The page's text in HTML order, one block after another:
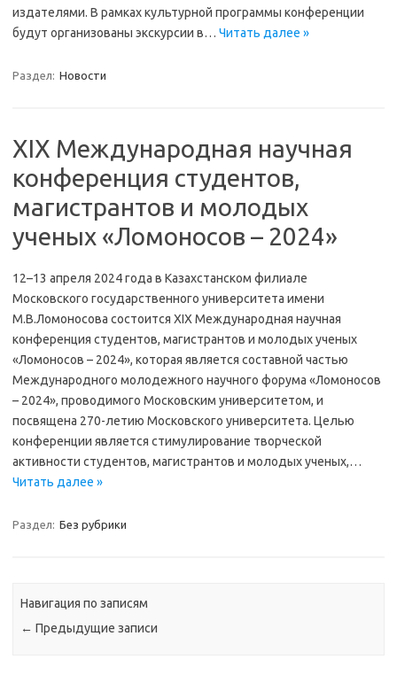
издателями. В рамках культурной программы конференции
будут организованы экскурсии в… Читать далее »
Раздел: Новости
XIX Международная научная
конференция студентов,
магистрантов и молодых
ученых «Ломоносов – 2024»
12–13 апреля 2024 года в Казахстанском филиале
Московского государственного университета имени
М.В.Ломоносова состоится XIX Международная научная
конференция студентов, магистрантов и молодых ученых
«Ломоносов – 2024», которая является составной частью
Международного молодежного научного форума «Ломоносов
– 2024», проводимого Московским университетом, и
посвящена 270-летию Московского университета. Целью
конференции является стимулирование творческой
активности студентов, магистрантов и молодых ученых,…
Читать далее »
Раздел: Без рубрики
Навигация по записям
← Предыдущие записи